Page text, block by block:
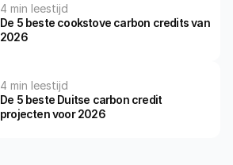
4 min leestijd
De 5 beste cookstove carbon credits van
2026
4 min leestijd
De 5 beste Duitse carbon credit
projecten voor 2026